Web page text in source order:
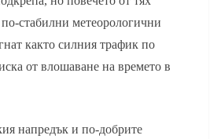
по-стабилни метеорологични
както силния трафик по
от влошаване на времето в
напредък и по-добрите